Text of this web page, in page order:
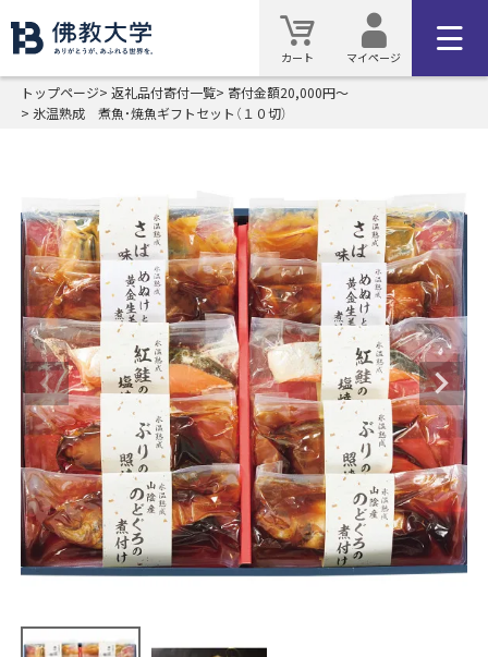
カート マイページ
トップページ 返礼品付寄付一覧
寄付金額20,000円～
氷温熟成 煮魚・焼魚ギフトセット（１０切）